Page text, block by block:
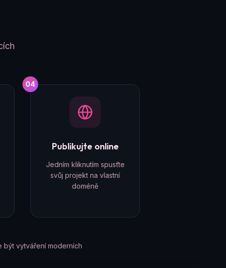
04
Publikujte online
Jedním kliknutím spusťte
svůj projekt na vlastní
doméně
být vytváření moderních